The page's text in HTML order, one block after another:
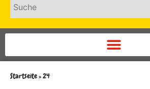
Startseite»24